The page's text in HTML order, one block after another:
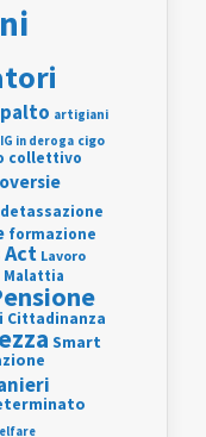
artigiani
in deroga cigo
collettivo
detassazione
formazione
Act Lavoro
Malattia
Cittadinanza
Smart